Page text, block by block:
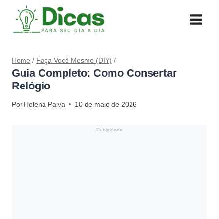
para
Home / Faça Você Mesmo (DIY) /
Guia Completo: Como Consertar
Relógio
Por Helena Paiva 10 de maio de 2026
Publicidade